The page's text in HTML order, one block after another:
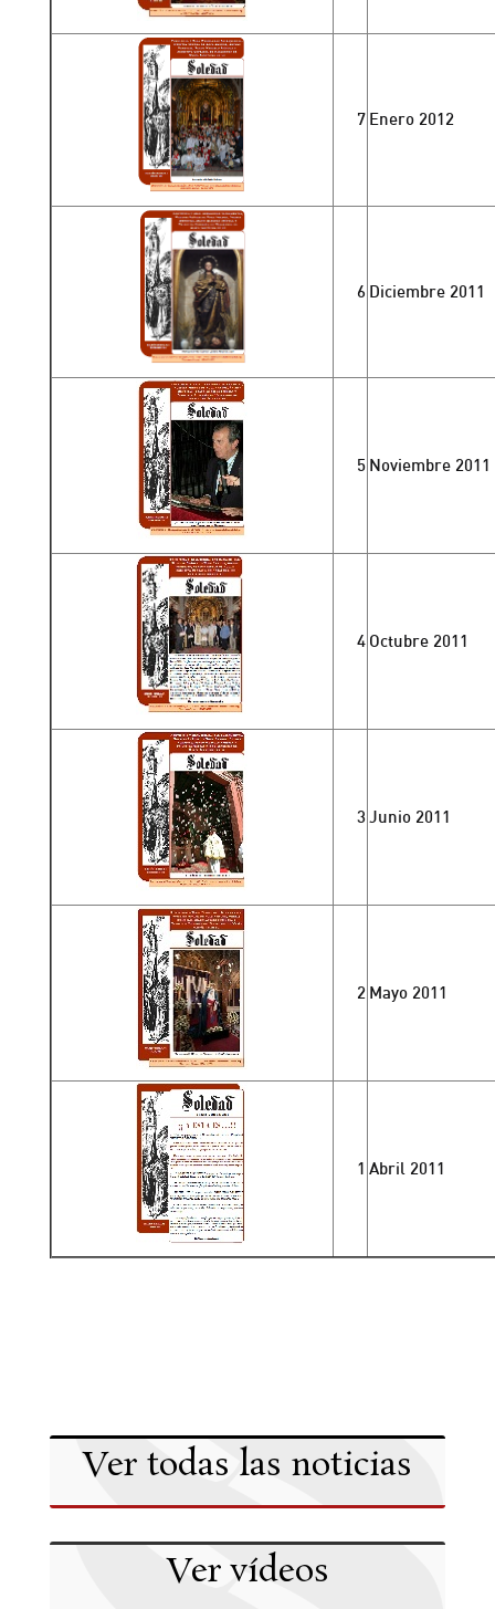
7 Enero 2012
6 Diciembre 2011
5 Noviembre 2011
4 Octubre 2011
3 Junio 2011
2 Mayo 2011
1 Abril 2011
Ver todas las noticias
Ver vídeos